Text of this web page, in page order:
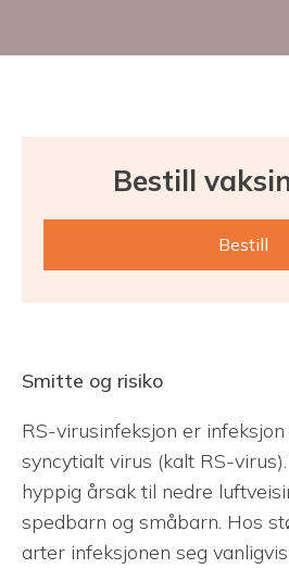
Bestill
Bestill
Smitte og risiko
RS-virusinfeksjon er
syncytialt virus (kalt RS-
hyppig årsak til nedre
spedbarn og småbarn. Hos
arter infeksjonen seg